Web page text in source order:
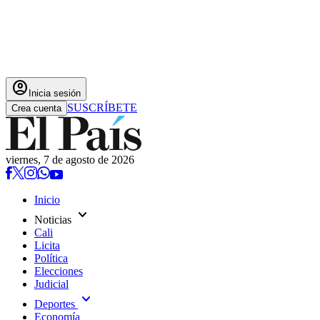
account_circle Inicia sesión
Crea cuenta SUSCRÍBETE
viernes, 7 de agosto de 2026
Inicio
Noticias expand_more
Cali
Licita
Política
Elecciones
Judicial
Deportes expand_more
Economía